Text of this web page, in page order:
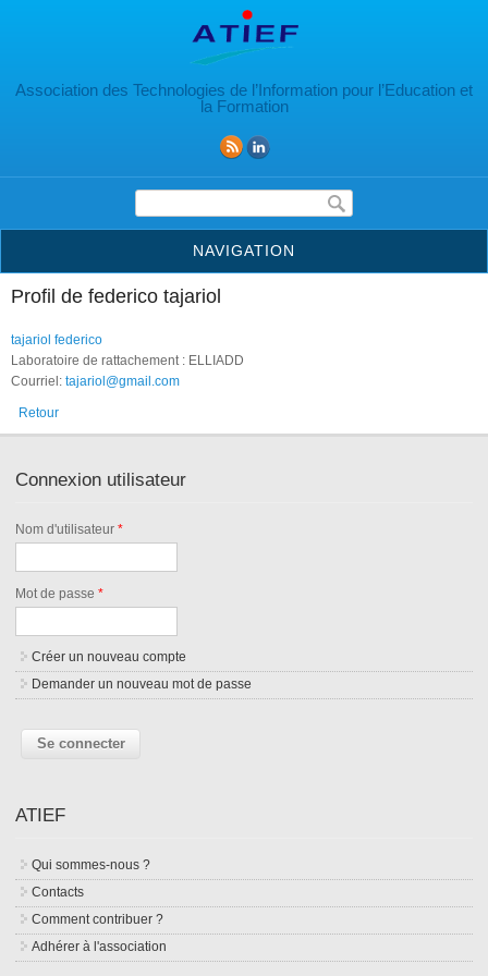
Association des Technologies de l’Information pour l’Education et
la Formation
Formulaire de recherche
NAVIGATION
Profil de federico tajariol
tajariol federico
Laboratoire de rattachement : ELLIADD
Courriel: tajariol@gmail.com
Retour
Connexion utilisateur
Nom d'utilisateur*
Mot de passe*
Créer un nouveau compte
Demander un nouveau mot de passe
ATIEF
Qui sommes-nous ?
Contacts
Comment contribuer ?
Adhérer à l'association